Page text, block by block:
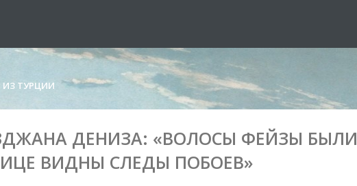
ТУРЦИИ
ДЕНИЗА: «ВОЛОСЫ ФЕЙЗЫ БЫЛИ
ВИДНЫ СЛЕДЫ ПОБОЕВ»